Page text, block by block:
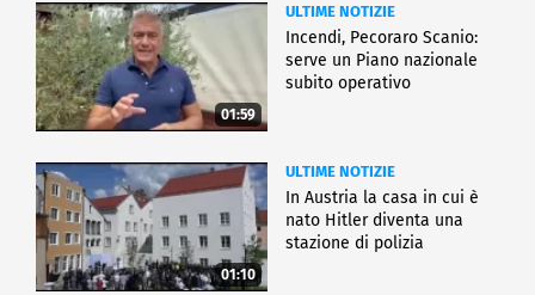
01:59
ULTIME NOTIZIE
Incendi, Pecoraro Scanio:
serve un Piano nazionale
subito operativo
01:10
ULTIME NOTIZIE
In Austria la casa in cui è
nato Hitler diventa una
stazione di polizia